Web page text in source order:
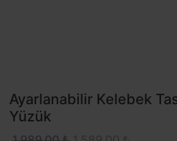
Ayarlanabilir Kelebek
Yüzük